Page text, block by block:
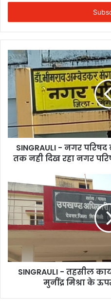
Email
SINGRAULI - नगर
तक नही दिख रहा नगर
SINGRAULI - तहसील
मुनींद्र मिश्रा के